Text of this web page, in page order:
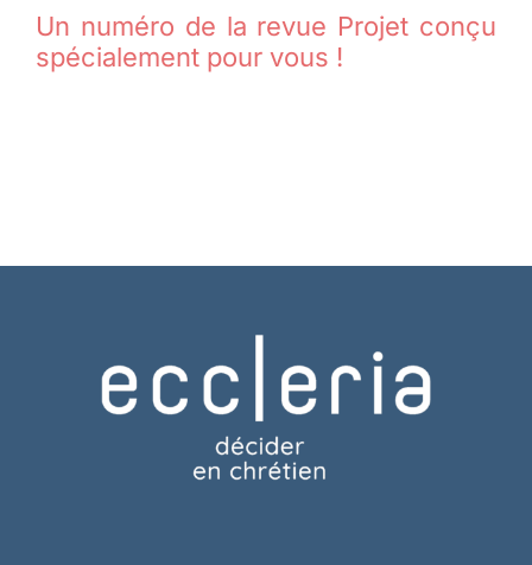
Un numéro de la revue Projet conçu
spécialement pour vous !